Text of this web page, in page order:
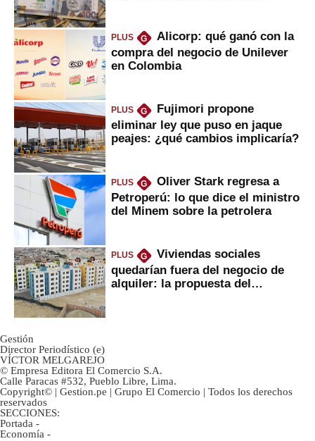
PLUS G
Alicorp: qué ganó con la
compra del negocio de Unilever
en Colombia
PLUS G
Fujimori propone
eliminar ley que puso en jaque
peajes: ¿qué cambios implicaría?
PLUS G
Oliver Stark regresa a
Petroperú: lo que dice el ministro
del Minem sobre la petrolera
PLUS G
Viviendas sociales
quedarían fuera del negocio de
alquiler: la propuesta del
Gestión
Director Periodístico (e)
VÍCTOR MELGAREJO
© Empresa Editora El Comercio S.A.
Calle Paracas #532, Pueblo Libre, Lima.
Copyright© | Gestion.pe | Grupo El Comercio | Todos los derechos
reservados
SECCIONES:
Portada -
Economía -